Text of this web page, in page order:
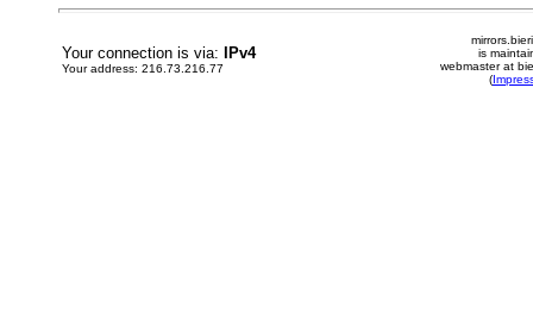
Your connection is via: IPv4
Your address: 216.73.216.77
is
webmaster at
(